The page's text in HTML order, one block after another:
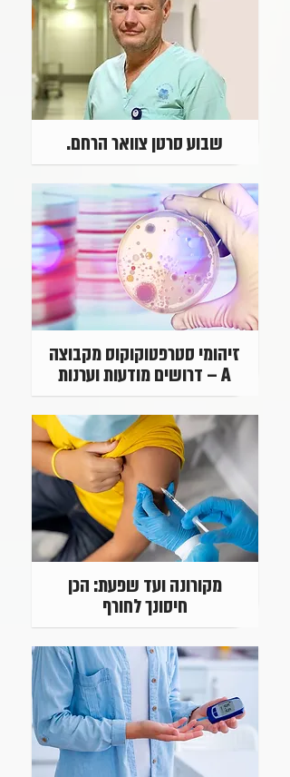
שבוע סרטן צוואר הרחם.
זיהומי סטרפטוקוקוס מקבוצה
A – דרושים מודעות וערנות
מקורונה ועד שפעת: הכן
חיסונך לחורף